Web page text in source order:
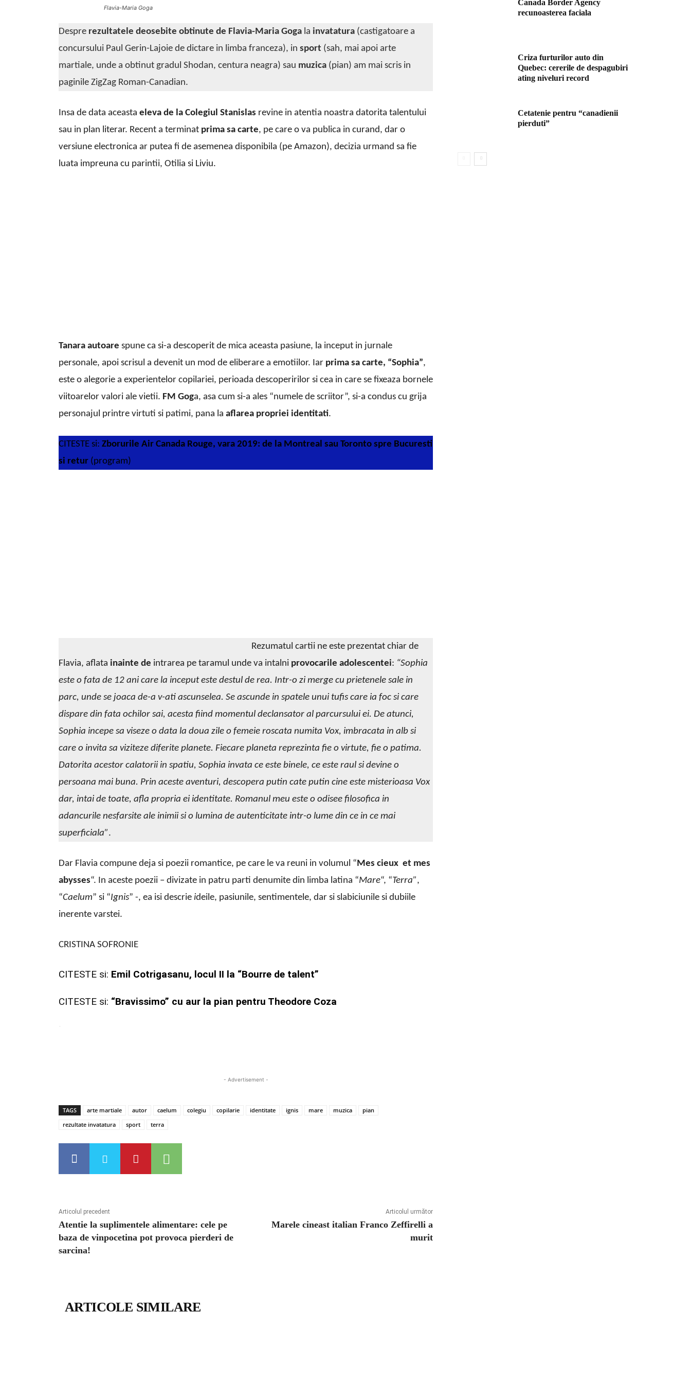
Flavia-Maria Goga
Despre rezultatele deosebite obtinute de Flavia-Maria Goga la invatatura (castigatoare a
concursului Paul Gerin-Lajoie de dictare in limba franceza), in sport (sah, mai apoi arte
martiale, unde a obtinut gradul Shodan, centura neagra) sau muzica (pian) am mai scris in
paginile ZigZag Roman-Canadian.
Insa de data aceasta eleva de la Colegiul Stanislas revine in atentia noastra datorita talentului
sau in plan literar. Recent a terminat prima sa carte, pe care o va publica in curand, dar o
versiune electronica ar putea fi de asemenea disponibila (pe Amazon), decizia urmand sa fie
luata impreuna cu parintii, Otilia si Liviu.
Tanara autoare spune ca si-a descoperit de mica aceasta pasiune, la inceput in jurnale
personale, apoi scrisul a devenit un mod de eliberare a emotiilor. Iar prima sa carte, “Sophia”,
este o alegorie a experientelor copilariei, perioada descoperirilor si cea in care se fixeaza bornele
viitoarelor valori ale vietii. FM Goga, asa cum si-a ales “numele de scriitor”, si-a condus cu grija
personajul printre virtuti si patimi, pana la aflarea propriei identitati.
CITESTE si: Zborurile Air Canada Rouge, vara 2019: de la Montreal sau Toronto spre Bucuresti
si retur (program)
Rezumatul cartii ne este prezentat chiar de
Flavia, aflata inainte de intrarea pe taramul unde va intalni provocarile adolescentei: “Sophia
este o fata de 12 ani care la inceput este destul de rea. Intr-o zi merge cu prietenele sale in
parc, unde se joaca de-a v-ati ascunselea. Se ascunde in spatele unui tufis care ia foc si care
dispare din fata ochilor sai, acesta fiind momentul declansator al parcursului ei. De atunci,
Sophia incepe sa viseze o data la doua zile o femeie roscata numita Vox, imbracata in alb si
care o invita sa viziteze diferite planete. Fiecare planeta reprezinta fie o virtute, fie o patima.
Datorita acestor calatorii in spatiu, Sophia invata ce este binele, ce este raul si devine o
persoana mai buna. Prin aceste aventuri, descopera putin cate putin cine este misterioasa Vox
dar, intai de toate, afla propria ei identitate. Romanul meu este o odisee filosofica in
adancurile nesfarsite ale inimii si o lumina de autenticitate intr-o lume din ce in ce mai
superficiala”.
Dar Flavia compune deja si poezii romantice, pe care le va reuni in volumul “Mes cieux et mes
abysses“. In aceste poezii – divizate in patru parti denumite din limba latina “Mare“, “Terra”,
“Caelum” si “Ignis” -, ea isi descrie ideile, pasiunile, sentimentele, dar si slabiciunile si dubiile
inerente varstei.
CRISTINA SOFRONIE
CITESTE si: Emil Cotrigasanu, locul II la “Bourre de talent”
CITESTE si: “Bravissimo” cu aur la pian pentru Theodore Coza
- Advertisement -
TAGS arte martiale autor caelum colegiu copilarie identitate ignis mare muzica
pian
rezultate invatatura
sport terra
Articolul precedent
Atentie la suplimentele alimentare: cele pe
baza de vinpocetina pot provoca pierderi de
sarcina!
Articolul următor
Marele cineast italian Franco Zeffirelli a
murit
ARTICOLE SIMILARE
Canada Border Agency
recunoasterea faciala
Criza furturilor auto din
Quebec: cererile de despagubiri
ating niveluri record
Cetatenie pentru “canadienii
pierduti”